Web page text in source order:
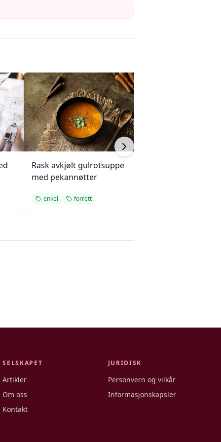
Rask avkjølt gulrotsuppe
med pekannøtter
enkel forrett
SELSKAPET
Artikler
Om oss
Kontakt
JURIDISK
Personvern og vilkår
Informasjonskapsler